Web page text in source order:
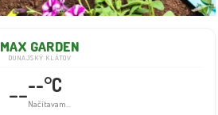
MAX GARDEN
DUNAJSKÝ KLÁTOV
----°C
Načítavam...